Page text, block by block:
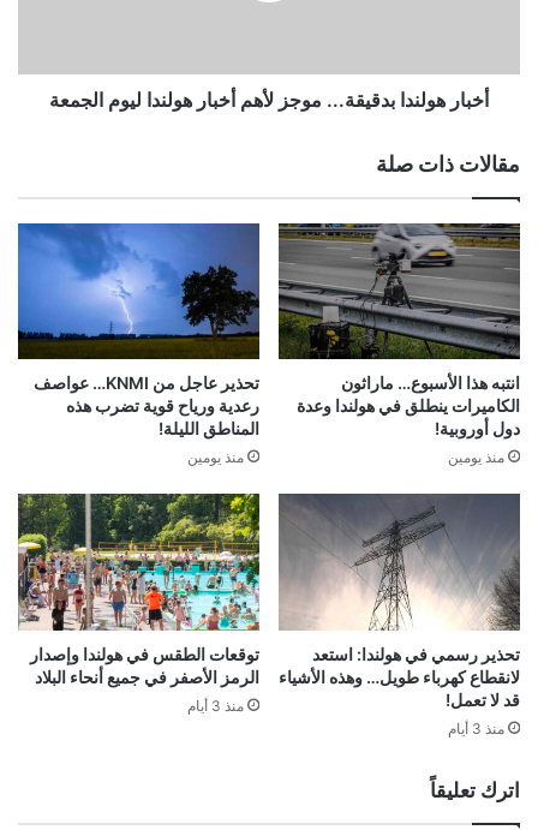
الجمعة
أخبار هولندا بدقيقة... موجز لأهم أخبار هولندا ليوم الجمعة
مقالات ذات صلة
انتبه هذا الأسبوع… ماراثون
الكاميرات ينطلق في هولندا وعدة
دول أوروبية!
منذ يومين
تحذير عاجل من KNMI… عواصف
رعدية ورياح قوية تضرب هذه
المناطق الليلة!
منذ يومين
تحذير رسمي في هولندا: استعد
لانقطاع كهرباء طويل… وهذه الأشياء
قد لا تعمل!
منذ 3 أيام
توقعات الطقس في هولندا وإصدار
الرمز الأصفر في جميع أنحاء البلاد
منذ 3 أيام
اترك تعليقاً